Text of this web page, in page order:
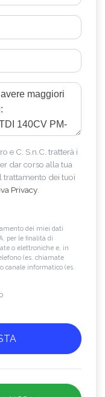
e C. S.n.C. tratterà i
dar corso alla tua
Privacy
dei miei dati
per le finalità di
o elettroniche e, in
(es. chiamate
canale informatico (es.